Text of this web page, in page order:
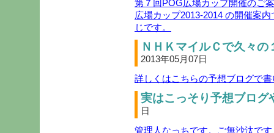
第７回POG広場カップ開催のご
広場カップ2013-2014 の開催案
じです。
ＮＨＫマイルＣで久々
2013年05月07日
詳しくはこちらの予想ブログで
実はこっそり予想ブロ
日
管理人なっちです。ご無沙汰で